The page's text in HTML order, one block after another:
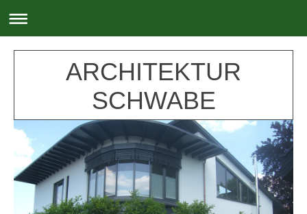
ARCHITEKTUR
SCHWABE